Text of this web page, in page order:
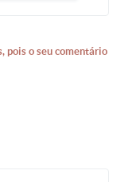
pois o seu comentário